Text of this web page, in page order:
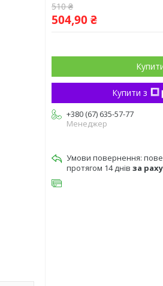
510 ₴
504,90 ₴
Купити з
+380 (67) 635-57-77
Менеджер
протягом 14 днів за